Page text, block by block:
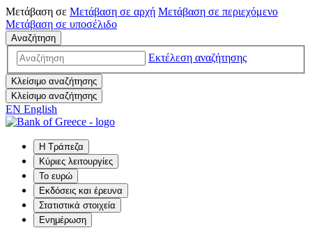
Μετάβαση σε Μετάβαση σε αρχή Μετάβαση σε περιεχόμενο
Μετάβαση σε υποσέλιδο
Αναζήτηση
Εκτέλεση αναζήτησης
Κλείσιμο αναζήτησης
Κλείσιμο αναζήτησης
EN English
Η Τράπεζα
Κύριες λειτουργίες
Το ευρώ
Εκδόσεις και έρευνα
Στατιστικά στοιχεία
Ενημέρωση